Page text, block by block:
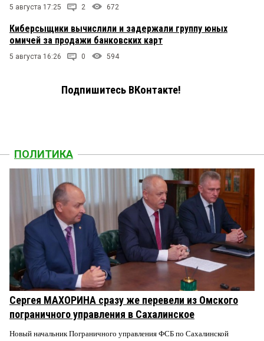
5 августа 17:25 2 672
Киберсыщики вычислили и задержали группу юных
омичей за продажи банковских карт
5 августа 16:26 0 594
Подпишитесь ВКонтакте!
ПОЛИТИКА
Сергея МАХОРИНА сразу же перевели из Омского
пограничного управления в Сахалинское
Новый начальник Пограничного управления ФСБ по Сахалинской